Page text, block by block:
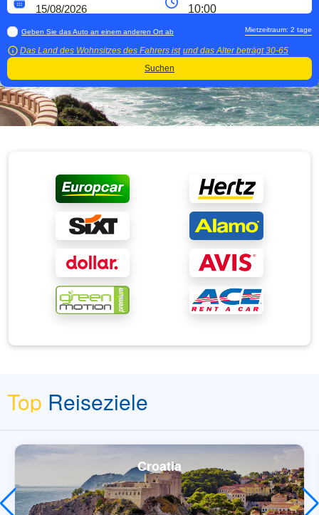
Geben Sie das Auto an einem anderen Ort ab
Das Land des Wohnsitzes des Fahrers ist und das Alter beträgt30-65
Mietzeitraum: 2 tage
Suchen
Top Reiseziele
Croatia